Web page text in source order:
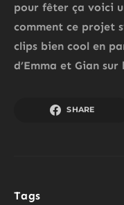
pour fêter ça voici
comment ce projet
clips bien cool en
d’Emma et Gian
SHARE
Tags